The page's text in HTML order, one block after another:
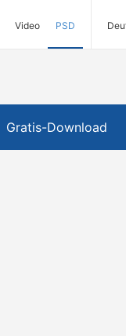
Video PSD
Gratis-Download